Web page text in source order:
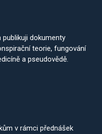
publikuji dokumenty
teorie, fungování
a pseudovědě.
v rámci přednášek